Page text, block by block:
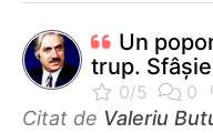
Un
trup.
Citat de Valeriu